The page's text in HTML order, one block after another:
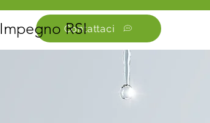
Contattaci
Impegno RSI